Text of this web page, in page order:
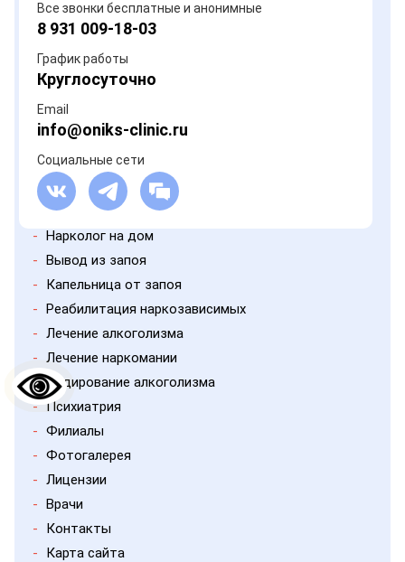
- Нарколог на дом
- Вывод из запоя
-
Капельница от запоя
- Реабилитация наркозависимых
- Лечение алкоголизма
- Лечение наркомании
- Кодирование алкоголизма
- Психиатрия
- Филиалы
- Фотогалерея
- Лицензии
- Врачи
-
Контакты
-
Карта сайта
Все звонки бесплатные и анонимные
8 931 009-18-03
График работы
Круглосуточно
Email
info@oniks-clinic.ru
Социальные сети